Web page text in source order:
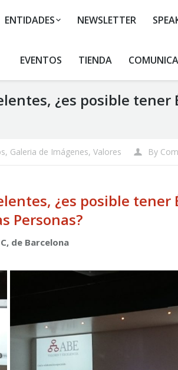
ENTIDADES NEWSLETTER
EVENTOS TIENDA
¿es posible
, Galeria de Imágenes, Valores By
¿es posible tener
Personas?
de Barcelona